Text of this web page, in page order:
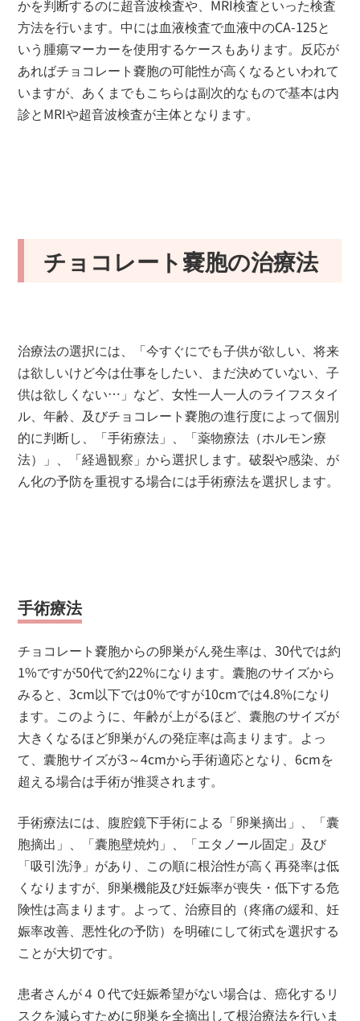
かを判断するのに超音波検査や、MRI検査といった検査
方法を行います。中には血液検査で血液中のCA-125と
いう腫瘍マーカーを使用するケースもあります。反応が
あればチョコレート嚢胞の可能性が高くなるといわれて
いますが、あくまでもこちらは副次的なもので基本は内
診とMRIや超音波検査が主体となります。
チョコレート嚢胞の治療法
治療法の選択には、「今すぐにでも子供が欲しい、将来
は欲しいけど今は仕事をしたい、まだ決めていない、子
供は欲しくない…」など、女性一人一人のライフスタイ
ル、年齢、及びチョコレート嚢胞の進行度によって個別
的に判断し、「手術療法」、「薬物療法（ホルモン療
法）」、「経過観察」から選択します。破裂や感染、が
ん化の予防を重視する場合には手術療法を選択します。
手術療法
チョコレート嚢胞からの卵巣がん発生率は、30代では約
1%ですが50代で約22%になります。囊胞のサイズから
みると、3cm以下では0%ですが10cmでは4.8%になり
ます。このように、年齢が上がるほど、囊胞のサイズが
大きくなるほど卵巣がんの発症率は高まります。よっ
て、囊胞サイズが3～4cmから手術適応となり、6cmを
超える場合は手術が推奨されます。
手術療法には、腹腔鏡下手術による「卵巣摘出」、「囊
胞摘出」、「囊胞壁焼灼」、「エタノール固定」及び
「吸引洗浄」があり、この順に根治性が高く再発率は低
くなりますが、卵巣機能及び妊娠率が喪失・低下する危
険性は高まります。よって、治療目的（疼痛の緩和、妊
娠率改善、悪性化の予防）を明確にして術式を選択する
ことが大切です。
患者さんが４０代で妊娠希望がない場合は、癌化するリ
スクを減らすために卵巣を全摘出して根治療法を行いま